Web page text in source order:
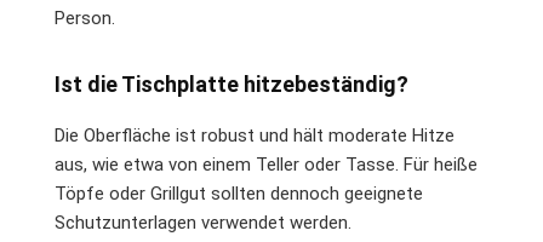
Person.
Ist die Tischplatte hitzebeständig?
Die Oberfläche ist robust und hält moderate Hitze
aus, wie etwa von einem Teller oder Tasse. Für heiße
Töpfe oder Grillgut sollten dennoch geeignete
Schutzunterlagen verwendet werden.